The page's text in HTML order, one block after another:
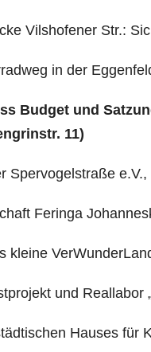
Vilshofener Str.:
in der
Budget und
11)
Spervogelstraße
Feringa
kleine
und Reallabor
Hauses für